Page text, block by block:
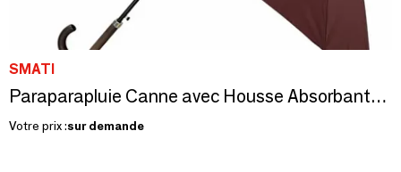
SMATI
Paraparapluie Canne avec Housse Absorbante - Smati
Votre prix :sur demande